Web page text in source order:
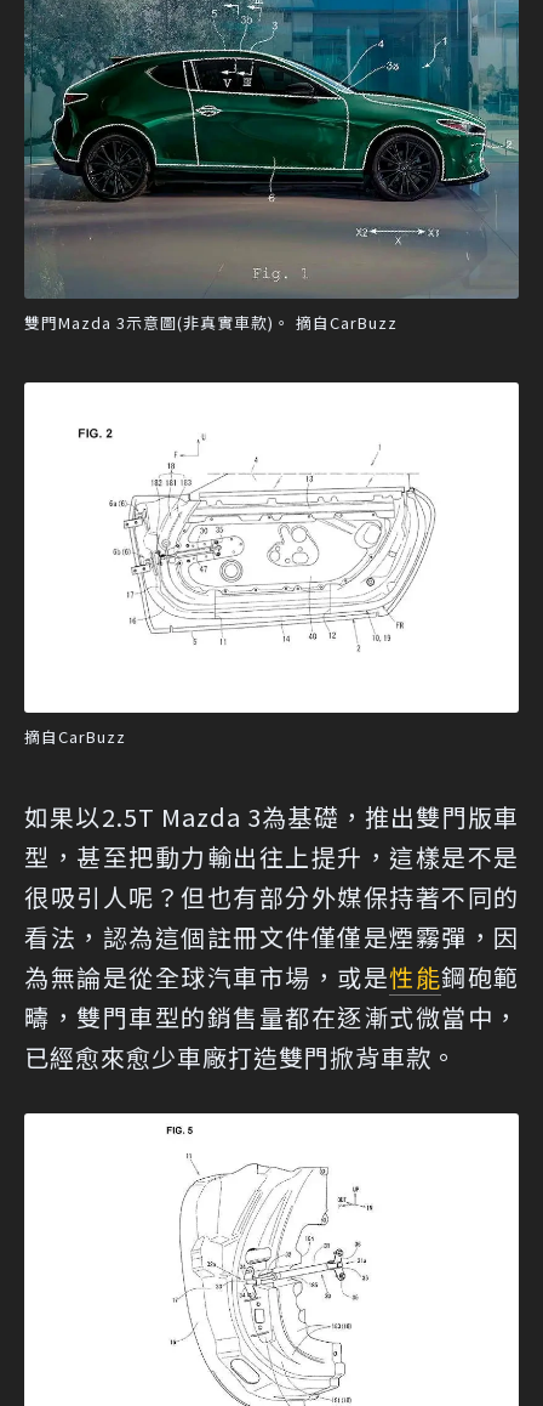
雙門Mazda 3示意圖(非真實車款)。 摘自CarBuzz
摘自CarBuzz
如果以2.5T Mazda 3為基礎，推出雙門版車
型，甚至把動力輸出往上提升，這樣是不是
很吸引人呢？但也有部分外媒保持著不同的
看法，認為這個註冊文件僅僅是煙霧彈，因
為無論是從全球汽車市場，或是性能鋼砲範
疇，雙門車型的銷售量都在逐漸式微當中，
已經愈來愈少車廠打造雙門掀背車款。